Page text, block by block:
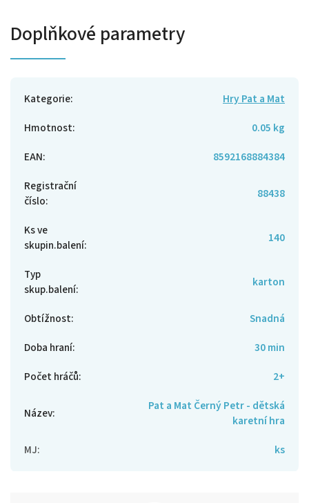
Doplňkové parametry
Kategorie:
Hry Pat a Mat
Hmotnost:
0.05 kg
EAN:
8592168884384
Registrační
číslo: 88438
Ks ve
skupin.balení: 140
Typ
skup.balení: karton
Obtížnost:
Snadná
Doba hraní:
30 min
Počet hráčů: 2+
Název:
Pat a Mat Černý Petr - dětská
karetní hra
MJ: ks